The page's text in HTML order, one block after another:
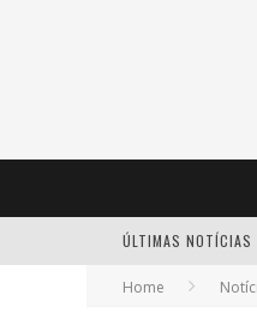
ÚLTIMAS NOTÍCIAS
Home